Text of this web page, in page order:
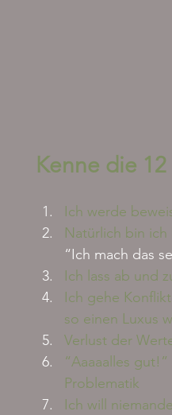
Kenne die
Ich werde
Natürlich bin ich
“Ich mach das
Ich lass ab und
Ich gehe
so einen Luxus
Verlust der
“Aaaaalles
Problematik
Ich will